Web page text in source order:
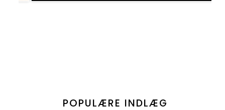
POPULÆRE INDLÆG